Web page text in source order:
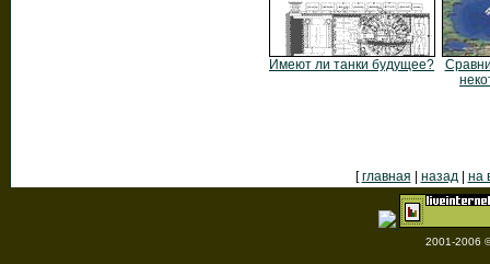
Имеют ли танки будущее?
[главная назад| на
2001-2006